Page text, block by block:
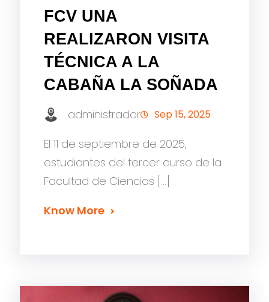
FCV UNA
REALIZARON VISITA
TÉCNICA A LA
CABAÑA LA SOÑADA
administrador Sep 15, 2025
El 11 de septiembre de 2025,
estudiantes del tercer curso de la
Facultad de Ciencias […]
Know More